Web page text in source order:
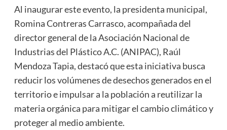
Al inaugurar este evento, la presidenta municipal,
Romina Contreras Carrasco, acompañada del
director general de la Asociación Nacional de
Industrias del Plástico A.C. (ANIPAC), Raúl
Mendoza Tapia, destacó que esta iniciativa busca
reducir los volúmenes de desechos generados en el
territorio e impulsar a la población a reutilizar la
materia orgánica para mitigar el cambio climático y
proteger al medio ambiente.